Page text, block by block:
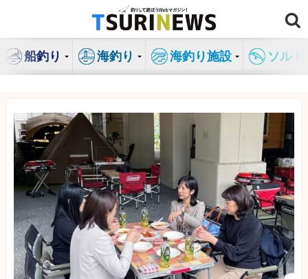
ン
船釣り 海釣り 海釣り施設 ソル